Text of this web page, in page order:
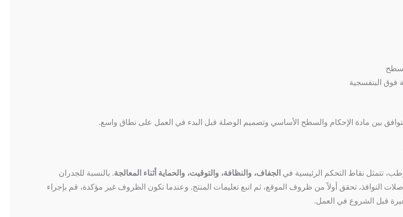
فوق البنفسجية
بين مادة الإحكام والسطح الأساسي وتصميم الوصلة قبل البدء في العمل على نطاق واسع.
تتمثل نقاط التحكم الرئيسية في الجفاف، والنظافة، والتوقيت، والحماية أثناء المعالجة. بالنسبة للجدران
النوافذ، تحقق أولاً من ظروف الموقع، ثم اتبع تعليمات المنتج. وعندما تكون الظروف غير مؤكدة، قم بإجراء
قبل الشروع في العمل.